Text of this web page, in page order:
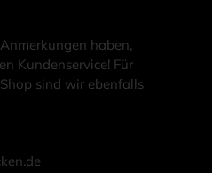
haben,
Kundenservice! Für
sind wir ebenfalls